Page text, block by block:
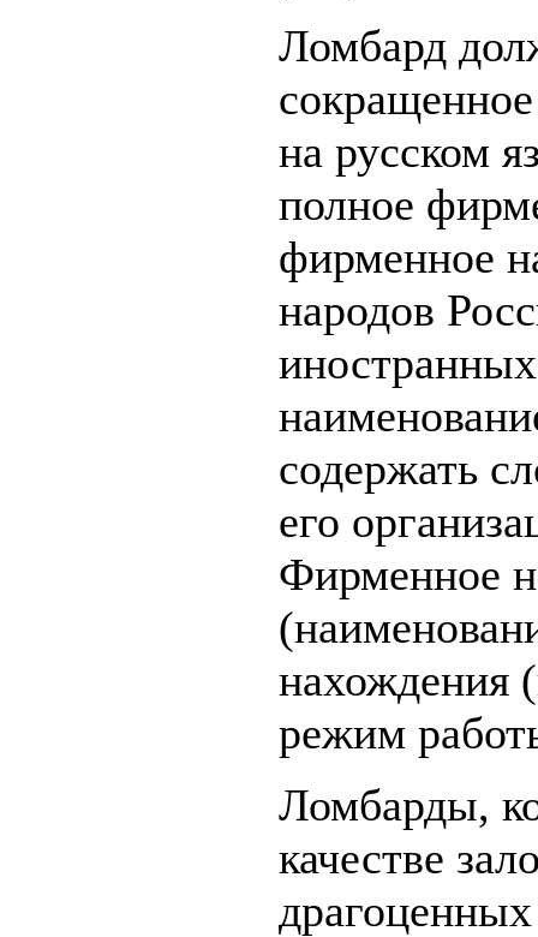
Ломбард
на русском
полное
фирменное
народов
содержать
его
Фирменное
нахождения
режим
Ломбарды,
качестве